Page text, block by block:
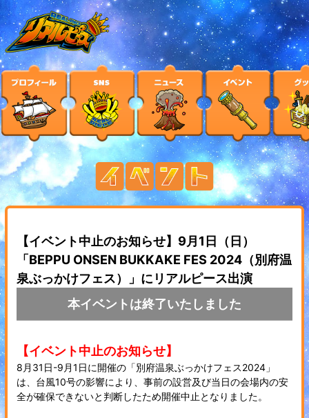
【イベント中止のお知らせ】9月1日（日）
「BEPPU ONSEN BUKKAKE FES 2024（別府温
泉ぶっかけフェス）」にリアルピース出演
本イベントは終了いたしました
【イベント中止のお知らせ】
8月31日-9月1日に開催の「別府温泉ぶっかけフェス2024」
は、台風10号の影響により、事前の設営及び当日の会場内の安
全が確保できないと判断したため開催中止となりました。